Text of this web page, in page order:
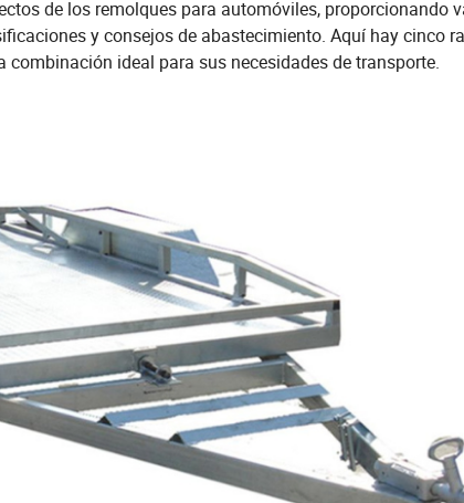
de los remolques para automóviles, proporcionando
y consejos de abastecimiento. Aquí hay cinco
ideal para sus necesidades de transporte.